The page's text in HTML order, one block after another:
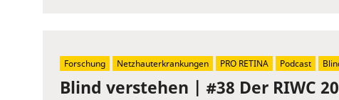
Blind verstehen | #38 Der RIWC
Forschung Netzhauterkrankungen PRO RETINA Podcast